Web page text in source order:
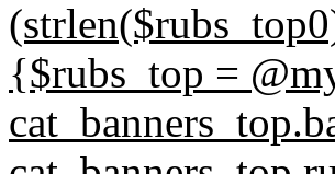
{$rubs_top =